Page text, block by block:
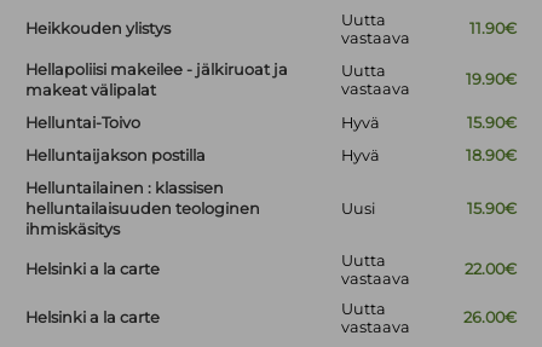
Heikkouden ylistys
Uutta
vastaava
11.90€
Hellapoliisi makeilee - jälkiruoat ja
makeat välipalat
Uutta
vastaava
19.90€
Helluntai-Toivo Hyvä
15.90€
Helluntaijakson postilla
Hyvä
18.90€
Helluntailainen : klassisen
helluntailaisuuden teologinen
ihmiskäsitys
Uusi 15.90€
Helsinki a la carte
Uutta
vastaava
22.00€
Helsinki a la carte
Uutta
vastaava
26.00€